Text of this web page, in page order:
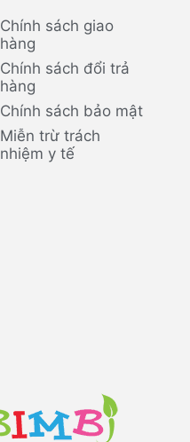
Chính sách giao
hàng
Chính sách đổi trả
hàng
Chính sách bảo mật
Miễn trừ trách
nhiệm y tế